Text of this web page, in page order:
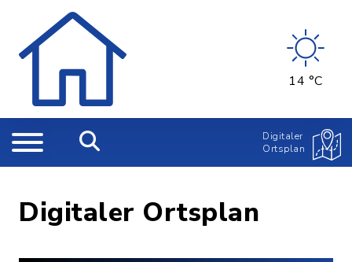
14 °C
Digitaler
Ortsplan
Digitaler Ortsplan